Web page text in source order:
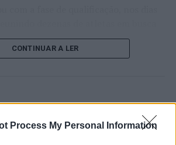
Process My Personal Information
principal. A cerimónia de
a presença do presidente da
que voltou a colocar o
do calendário internacional do
CONTINUAR A LER
“Bienal